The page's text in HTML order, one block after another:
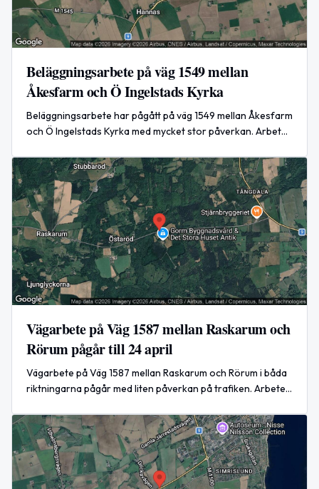
Beläggningsarbete på väg 1549 mellan
Åkesfarm och Ö Ingelstads Kyrka
Beläggningsarbete har pågått på väg 1549 mellan Åkesfarm
och Ö Ingelstads Kyrka med mycket stor påverkan. Arbetet
Vägarbete på Väg 1587 mellan Raskarum och
Rörum pågår till 24 april
Vägarbete på Väg 1587 mellan Raskarum och Rörum i båda
riktningarna pågår med liten påverkan på trafiken. Arbetet